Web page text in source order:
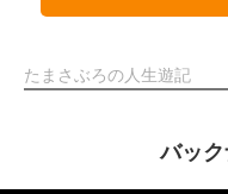
たまさぶろの人生遊記
バッ